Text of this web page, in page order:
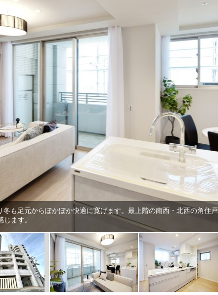
も足元からぽかぽか快適に寛げます。最上階の南西・北西の角住
ます。